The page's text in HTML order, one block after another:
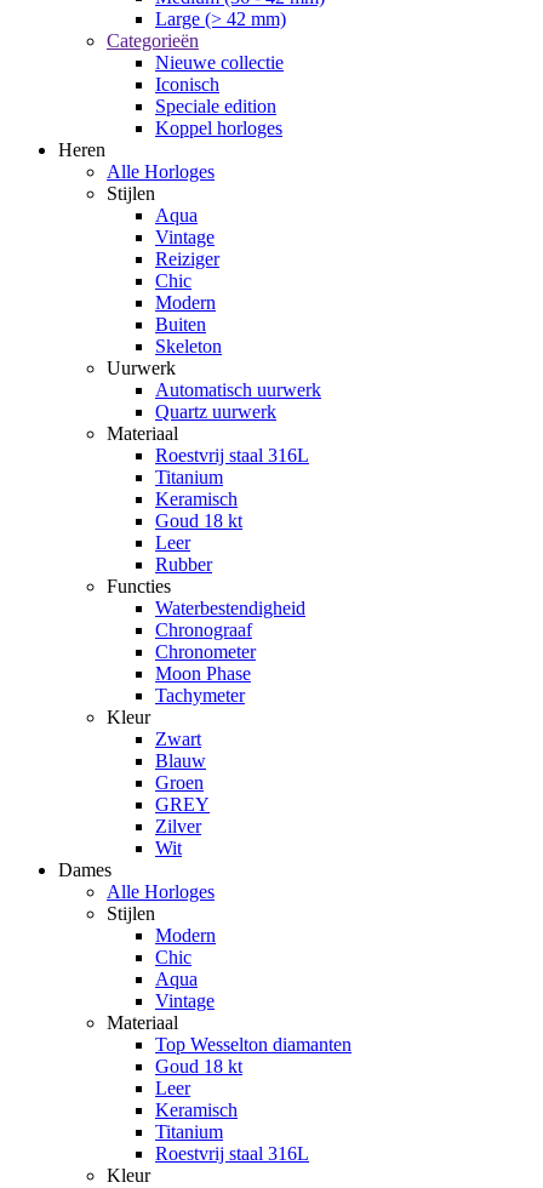
Large (> 42 mm)
Categorieën
Nieuwe collectie
Iconisch
Speciale edition
Koppel horloges
Heren
Alle Horloges
Stijlen
Aqua
Vintage
Reiziger
Chic
Modern
Buiten
Skeleton
Uurwerk
Automatisch uurwerk
Quartz uurwerk
Materiaal
Roestvrij staal 316L
Titanium
Keramisch
Goud 18 kt
Leer
Rubber
Functies
Waterbestendigheid
Chronograaf
Chronometer
Moon Phase
Tachymeter
Kleur
Zwart
Blauw
Groen
GREY
Zilver
Wit
Dames
Alle Horloges
Stijlen
Modern
Chic
Aqua
Vintage
Materiaal
Top Wesselton diamanten
Goud 18 kt
Leer
Keramisch
Titanium
Roestvrij staal 316L
Kleur